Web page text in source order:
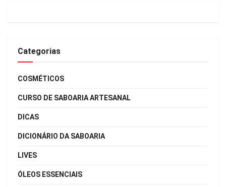
Categorias
COSMÉTICOS
CURSO DE SABOARIA ARTESANAL
DICAS
DICIONÁRIO DA SABOARIA
LIVES
ÓLEOS ESSENCIAIS